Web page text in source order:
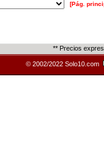
[Pág.
** Precios
© 2002/2022 Solo10.com